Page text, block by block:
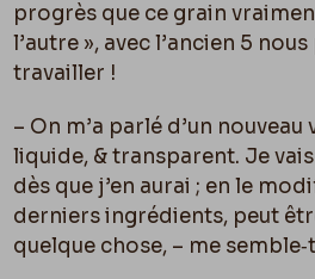
progrès que ce grain
l’autre », avec l’ancien 5
travailler !
– On m’a parlé d’un nouveau
liquide, & transparent. Je
dès que j’en aurai ; en le
derniers ingrédients, peut
quelque chose, – me